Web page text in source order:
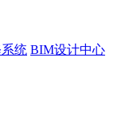
统 BIM设计中心